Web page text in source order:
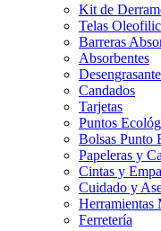
Kit de
Telas
Barreras
Absorbentes
Candados
Tarjetas
Puntos
Bolsas Punto
Papeleras y
Cintas y
Cuidado y
Herramientas
Ferretería